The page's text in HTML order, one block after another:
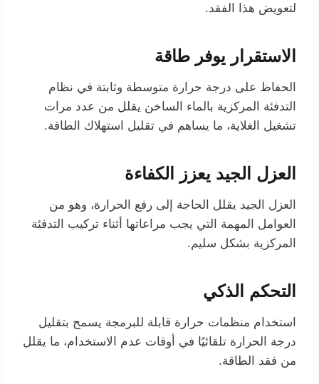
لتعويض هذا الفقد.
الاستقرار يوفر طاقة
الحفاظ على درجة حرارة متوسطة وثابتة في نظام
التدفئة المركزية بالماء الساخن يقلل من عدد مرات
تشغيل الغلاية، ما يساهم في تقليل استهلاك الطاقة.
العزل الجيد يعزز الكفاءة
العزل الجيد يقلل الحاجة إلى رفع الحرارة، وهو من
العوامل المهمة التي يجب مراعاتها أثناء تركيب التدفئة
المركزية بشكل سليم.
التحكم الذكي
استخدام منظمات حرارة قابلة للبرمجة يسمح بتقليل
درجة الحرارة تلقائيًا في أوقات عدم الاستخدام، ما يقلل
من فقد الطاقة.